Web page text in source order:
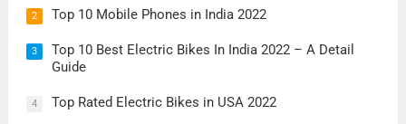
2 Top 10 Mobile Phones in India 2022
3
Top 10 Best Electric Bikes In India 2022 – A Detail
Guide
4 Top Rated Electric Bikes in USA 2022